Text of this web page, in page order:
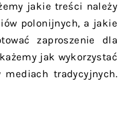
jakie treści należy
polonijnych, a jakie
zaproszenie dla
jak wykorzystać
mediach tradycyjnych.